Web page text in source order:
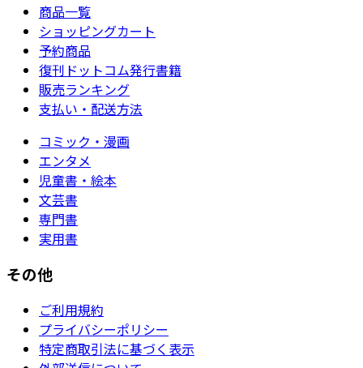
商品一覧
ショッピングカート
予約商品
復刊ドットコム発行書籍
販売ランキング
支払い・配送方法
コミック・漫画
エンタメ
児童書・絵本
文芸書
専門書
実用書
その他
ご利用規約
プライバシーポリシー
特定商取引法に基づく表示